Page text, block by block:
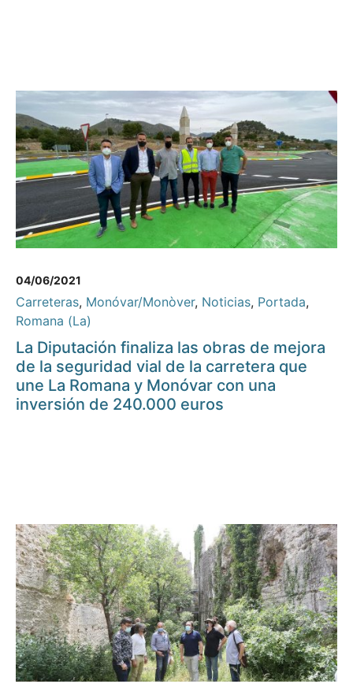
04/06/2021
Carreteras, Monóvar/Monòver, Noticias, Portada,
Romana (La)
La Diputación finaliza las obras de mejora
de la seguridad vial de la carretera que
une La Romana y Monóvar con una
inversión de 240.000 euros